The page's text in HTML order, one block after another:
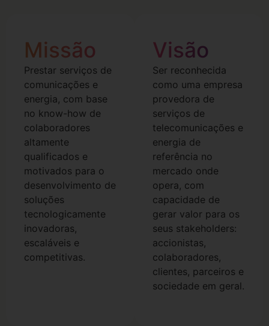
Missão
Prestar serviços de
comunicações e
energia, com base
no know-how de
colaboradores
altamente
qualificados e
motivados para o
desenvolvimento de
soluções
tecnologicamente
inovadoras,
escaláveis e
competitivas.
Visão
Ser reconhecida
como uma empresa
provedora de
serviços de
telecomunicações e
energia de
referência no
mercado onde
opera, com
capacidade de
gerar valor para os
seus stakeholders:
accionistas,
colaboradores,
clientes, parceiros e
sociedade em geral.